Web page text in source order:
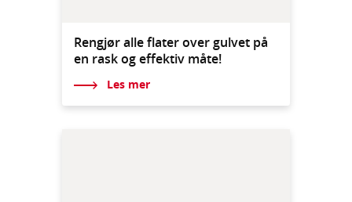
Rengjør alle flater over gulvet på
en rask og effektiv måte!
Les mer